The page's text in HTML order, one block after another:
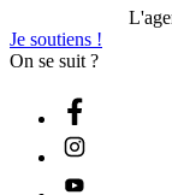
Je soutiens !
On se suit ?